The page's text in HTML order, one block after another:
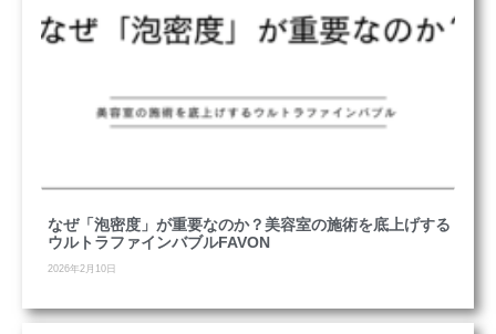
なぜ「泡密度」が重要なのか？美容室の施術を底上げする
ウルトラファインバブルFAVON
2026年2月10日